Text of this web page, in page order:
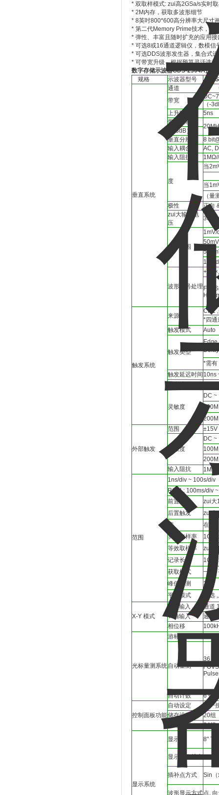
* 双取样模式: zui高2GSa/s实时
* 2M内存，获取多波形细节
* 8英吋800*600高分辨率大尺寸
* 第二代Memory Prime技术，波
* 弹性、丰富且随时扩充的应用
* 可选8或16通道逻辑仪，数模信
* 可选DDS波形发生器，集合式
* 可带宽升级，根据预算灵活选择
数字存储示波器GDS-2304A技术
规格
示波器型号
垂直系统
通道
带宽
（-
上升时间
5ns
带宽限制
（-3dB）
垂直分辨率
8
输入耦合
AC,
输入阻抗
度
当
当
（
极性
正向
zui大输入电
压
300V
偏移范围
1mV/
10V/
波形信号处理
+, -,
触发系统
来源
CH1
*四通
触发模式
Auto
触发类型
*需有
触发延迟时间 10ns
灵敏度
DC
外部触发
范围 ±15V
灵敏度
DC
输入阻抗
范围
1ns/div ~ 100s/div
ROLL: 100ms/div
前置触发
zui大
后置触发
zui大
度
在 ≥
实时取样率
1CH:
等效取样率
zui大
记录长度
1CH:
获取模式
一般,
峰值侦测
2nS
平均模式
可选
X-Y 模式
X 轴输入
通道
Y 轴输入
通道
相位移
光标量测系统
游标
自动量测
36 组
自动计数 6 位
控制面板功能
自动设定
单
储存设定
20组
储存波形
24组
显示系统
显示器 8"
显示器分辨率
插补点方式 Sin（
波形显示方式点,